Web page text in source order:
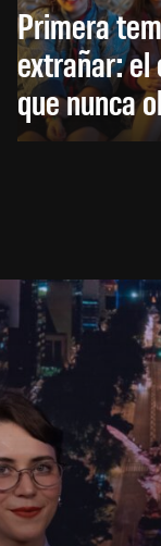
Primera
extrañar: el
que nunca